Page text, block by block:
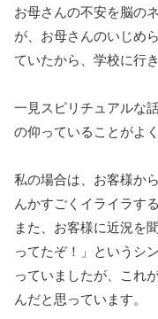
お母さんの不安を脳の
が、お母さんのいじめ
ていたから、学校に行
一見スピリチュアルな
の仰っていることがよ
私の場合は、お客様か
んかすごくイライラす
また、お客様に近況を
ってたぞ！」というシ
っていましたが、これ
んだと思っています。